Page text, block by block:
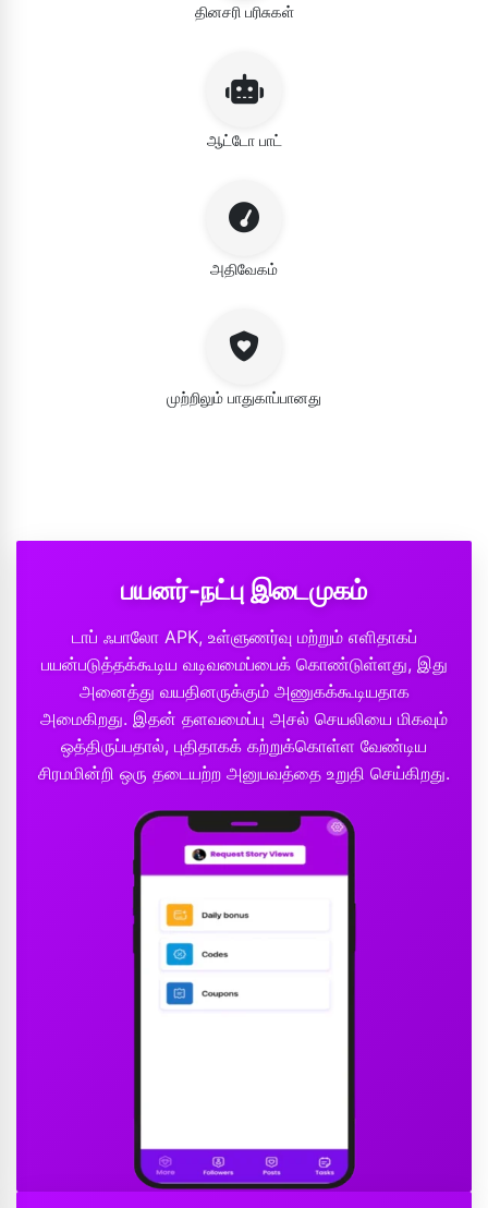
தினசரி பரிசுகள்
ஆட்டோ பாட்
அதிவேகம்
முற்றிலும் பாதுகாப்பானது
பயனர்-நட்பு இடைமுகம்
டாப் ஃபாலோ APK, உள்ளுணர்வு மற்றும் எளிதாகப்
பயன்படுத்தக்கூடிய வடிவமைப்பைக் கொண்டுள்ளது, இது
அனைத்து வயதினருக்கும் அணுகக்கூடியதாக
அமைகிறது. இதன் தளவமைப்பு அசல் செயலியை மிகவும்
ஒத்திருப்பதால், புதிதாகக் கற்றுக்கொள்ள வேண்டிய
சிரமமின்றி ஒரு தடையற்ற அனுபவத்தை உறுதி செய்கிறது.